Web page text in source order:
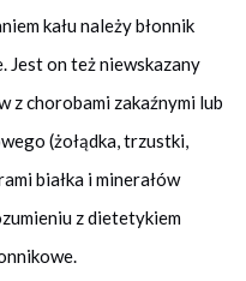
kału należy błonnik
on też niewskazany
z chorobami zakaźnymi lub
(żołądka, trzustki,
białka i minerałów
z dietetykiem